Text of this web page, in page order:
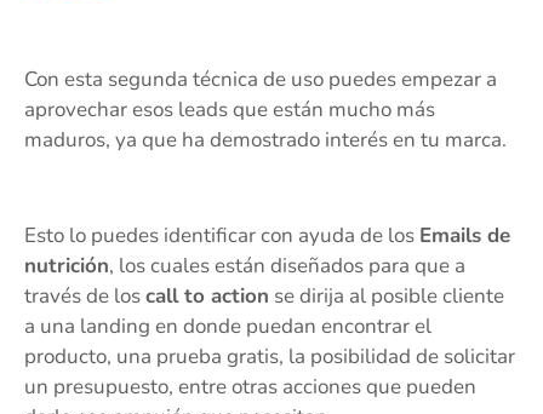
Con esta segunda técnica de uso puedes empezar a
aprovechar esos leads que están mucho más
maduros, ya que ha demostrado interés en tu marca.
Esto lo puedes identificar con ayuda de los Emails de
nutrición, los cuales están diseñados para que a
través de loscall to action se dirija al posible cliente
a una landing en donde puedan encontrar el
producto, una prueba gratis, la posibilidad de solicitar
un presupuesto, entre otras acciones que pueden